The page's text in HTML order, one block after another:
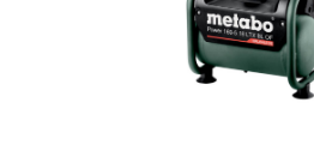
ВХОД ИЛИ РЕГИСТРАЦИЯ
ЗАКАЗАТЬ ЗАПЧАСТЬ